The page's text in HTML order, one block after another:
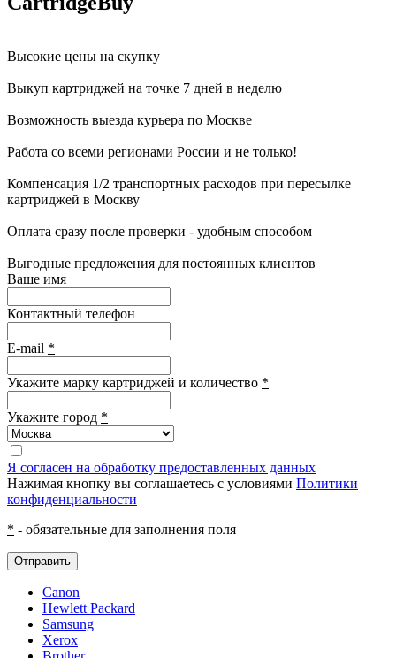
Высокие цены на скупку
Выкуп картриджей на точке 7 дней в неделю
Возможность выезда курьера по Москве
Работа со всеми регионами России и не только!
Компенсация 1/2 транспортных расходов при пересылке
картриджей в Москву
Оплата сразу после проверки - удобным способом
Выгодные предложения для постоянных клиентов
Ваше имя
Контактный телефон
E-mail *
Укажите марку картриджей и количество *
Укажите город *
Я согласен на обработку предоставленных данных
Нажимая кнопку вы соглашаетесь с условиями Политики
конфиденциальности
* - обязательные для заполнения поля
Отправить
Canon
Hewlett Packard
Samsung
Xerox